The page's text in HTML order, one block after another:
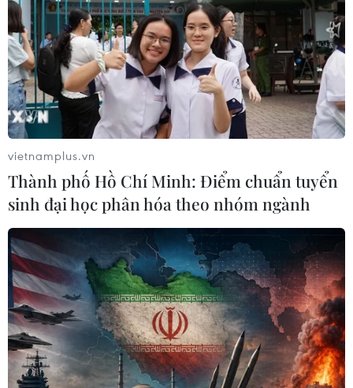
nơi nắng nóng gay gắt trên 37 độ C
09/08/2026 07:57
Cháy rừng nghiêm trọng tại Canada,
cảnh báo lũ quét ở Đông Nam nước
Mỹ
09/08/2026 06:28
Lâm Đồng: Mưa lớn gây sạt lở đèo
Con Ó, cây đổ trên đèo Bảo Lộc
09/08/2026 06:20
Mưa lớn gây ngập cục bộ, chia cắt
một số khu vực miền núi Quảng Trị
09/08/2026 04:35
vietnamplus.vn
Thành phố Hồ Chí Minh: Điểm chuẩn tuyển
sinh đại học phân hóa theo nhóm ngành